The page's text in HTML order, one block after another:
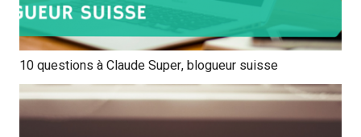
10 questions à Claude Super, blogueur suisse